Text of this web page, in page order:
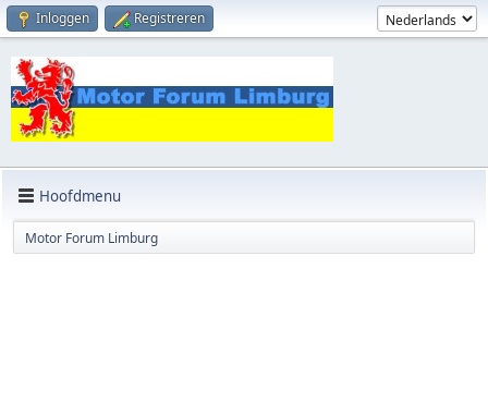
Inloggen Registreren
Hoofdmenu
Motor Forum Limburg